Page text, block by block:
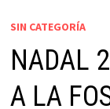
SIN CATEGORÍA
NADAL
A LA